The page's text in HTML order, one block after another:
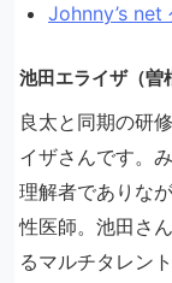
Johnny’s net
池田エライザ（曽
良太と同期の研
イザさんです。
理解者でありな
性医師。池田さ
るマルチタレン